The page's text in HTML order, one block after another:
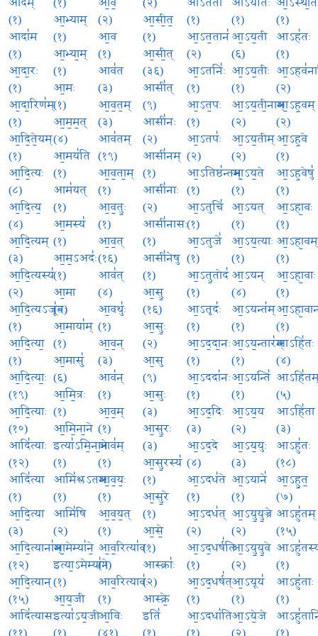
आद॑म्
(१)
आदा॑म
(१)
आ॒दा॒रः
(१)
आ॒दा॒रिण॑म्
(१)
आ॒दि॒ते॒यम्
(१)
आ॒दि॒त्यः
(८)
आ॒दि॒त्य॒
(४)
आ॒दि॒त्यम्
(३)
आ॒दि॒त्यस्य॑
(२)
आ॒दि॒त्यऽजू॑तः
(१)
आ॒दि॒त्या॒
(१)
आ॒दि॒त्याः॒
(१९)
आ॒दि॒त्याः
(१०)
आदि॑त्याः
(१२)
आदि॑त्या
(१)
आ॒दि॒त्या
(३)
आ॒दि॒त्याना॑म्
(१२)
आ॒दि॒त्यान्
(१५)
आदि॑त्यासः
(११)
(१)
आ॒भ्याम्
(१)
आ॒भ्या॒म्
(१)
आ॒मः
(१)
आ॒म॒म॒त्
(४)
आ॒मय॑ति
(१)
आम॑यत्
(१)
आ॒मस्य॑
(१)
आ॒म॒ऽअदः॑
(१)
आ॒मा
(२)
आ॒माया॑म्
(१)
आ॒मासु॑
(६)
आ॒मि॒त्रः
(१)
आ॒मि॒ना॒ने
इत्या॑ऽमि॒ना॒ने
(१)
आमि॑श्लऽतमः
(१)
आमि॑षि
(२)
आ॒मेम्या॑ने॒
इत्या॒ऽमेम्या॑ने
(१)
आ॒य॒जी
इत्या॑ऽय॒जी
(१)
आ॒व॒
(२)
आ॒व
(१)
आव॑त
(३)
आ॒व॒त॒म्
(३)
आव॑तम्
(१९)
आ॒व॒ता॒म्
(१)
आ॒व॒तुः॒
(१)
आ॒व॒त्
(१६)
आव॑त्
(४)
आ॒वथुः॑
(१)
आ॒व॒न्
(३)
आव॑न्
(१)
आ॒व॒म्
(१)
आव॑म्
(१)
आ॒व॒यः॒
(१)
आ॒व॒य॒त्
(१)
आ॒व॒रित्या॑वः
(९)
आव॒रित्यावः॑
(१)
आ॒विः
(४१)
(२)
आ॒सी॒त॒
(१)
आ॒सी॒त्
(३६)
आसी॑त्
(९)
आसी॑नः
(२)
आसी॑नम्
(१)
आसी॑नाः
(२)
आसी॑नासः
(१)
आसी॑नेषु
(१)
आ॒सु॒
(१६)
आ॒सुः॒
(२)
आ॒सु
(९)
आ॒सुः
(३)
आ॒सु॒रः
(३)
आ॒सु॒रस्य॑
(१)
आ॒सु॒रे
(१)
आ॒से॒
(१)
आस्क्राः॑
(२)
आस्क्रे॒
इति॑
(१)
आऽत॑ता
(१)
आ॒ऽत॒तान॑
(२)
आ॒ऽतनिः॑
(१)
आ॒ऽत॒पः
(१)
आ॒ऽतपः॑
(२)
आ॒ऽतिष्ठ॑न्तम्
(१)
आ॒ऽतुचि॑
(१)
आ॒ऽतुजे॑
(१)
आ॒ऽतु॒तोद॑
(१)
आ॒ऽतृदः॑
(१)
आ॒ऽद॒दा॒नः
(१)
आ॒ऽददा॑नः
(१)
आ॒ऽद॒दिः
(३)
आ॒ऽद॒दे
(४)
आ॒ऽदध॑ते
(१)
आ॒ऽदध॑त्
(२)
आ॒ऽद॒धर्ष॑ति
(१)
आ॒ऽद॒धर्ष॑त्
(१)
आ॒ऽदधा॑ति
(१)
आऽय॑तिः
(१)
आ॒ऽय॒ती
(६)
आ॒ऽय॒तीः
(१)
आ॒ऽय॒ती॒नाम्
(२)
आ॒ऽय॒तीम्
(२)
आ॒ऽय॒ते
(१)
आ॒ऽयत्
(१)
आ॒ऽय॒त्याः
(१)
आ॒ऽयन्
(४)
आ॒ऽयन्त॑म्
(१)
आ॒ऽय॒न्तार॑म्
(१)
आ॒ऽयन्ति॑
(१)
आ॒ऽय॒य
(२)
आ॒ऽय॒युः
(३)
आ॒ऽयाने॑
(१)
आ॒ऽयु॒यु॒ज्रे
(२)
आ॒ऽयु॒यु॒वे
(२)
आ॒ऽयूय॑
(१)
आ॒ऽये॒जे
(२)
(१)
आऽह॑तः
(१)
(२)
आ॒ऽह॒वम्
(२)
आ॒ऽह॒वे
(१)
आ॒ऽह॒वेषु॑
(१)
आ॒ऽहा॒वः
(१)
आ॒ऽहा॒वम्
(१)
आ॒ऽहा॒वाः
(१)
(१)
आऽहि॑तः
(४)
(५)
आऽहि॑ता
(३)
आऽहु॑तः
(१८)
आ॒ऽहु॒त॒
(७)
आऽहु॑तम्
(१५)
(१)
आऽहु॑ताः
(१)
(१)